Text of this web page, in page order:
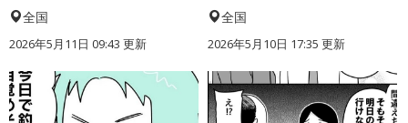
全国
2026年5月11日 09:43 更新
全国
2026年5月10日 17:35 更新